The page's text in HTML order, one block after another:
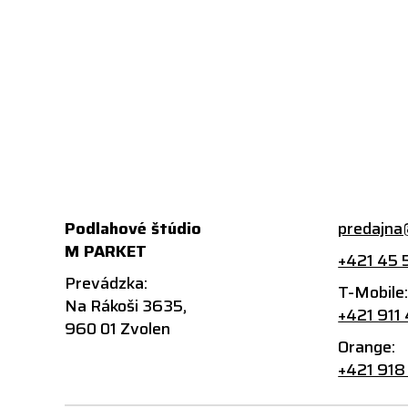
Podlahové štúdio
M PARKET
Prevádzka:
Na Rákoši 3635,
960 01 Zvolen
+421 45
T-Mobile:
+421
Orange:
+421